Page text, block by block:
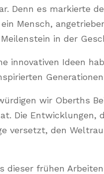
Denn es markierte
Mensch,
in der
innovativen Ideen
wir Oberths
Die Entwicklungen,
versetzt, den
dieser frühen